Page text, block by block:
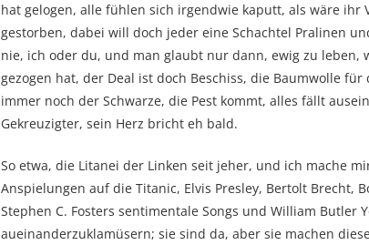
hat gelogen, alle fühlen sich irgendwie kaputt, als wäre ihr
gestorben, dabei will doch jeder eine Schachtel Pralinen
nie, ich oder du, und man glaubt nur dann, ewig zu leben,
gezogen hat, der Deal ist doch Beschiss, die Baumwolle
immer noch der Schwarze, die Pest kommt, alles fällt
Gekreuzigter, sein Herz bricht eh bald.
So etwa, die Litanei der Linken seit jeher, und ich mache
Anspielungen auf die Titanic, Elvis Presley, Bertolt Brecht,
Stephen C. Fosters sentimentale Songs und William Butler
aueinanderzuklamüsern; sie sind da, aber sie machen